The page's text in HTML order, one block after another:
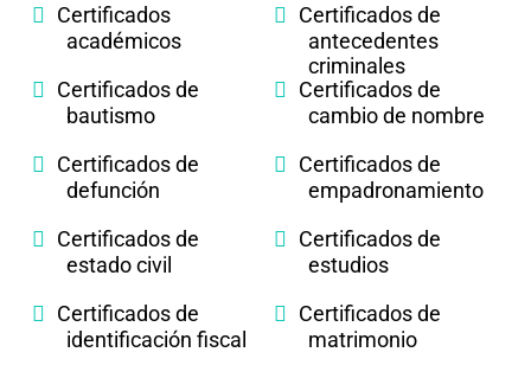
Certificados
académicos
Certificados de
antecedentes
criminales
Certificados de
bautismo
Certificados de
cambio de nombre
Certificados de
defunción
Certificados de
empadronamiento
Certificados de
estado civil
Certificados de
estudios
Certificados de
identificación fiscal
Certificados de
matrimonio